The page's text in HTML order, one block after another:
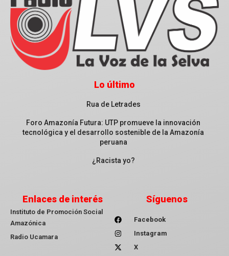
Lo último
Rua de Letrades
Foro Amazonía Futura: UTP promueve la innovación
tecnológica y el desarrollo sostenible de la Amazonía
peruana
¿Racista yo?
Enlaces de interés
Instituto de Promoción Social
Amazónica
Radio Ucamara
Síguenos
Facebook
Instagram
X